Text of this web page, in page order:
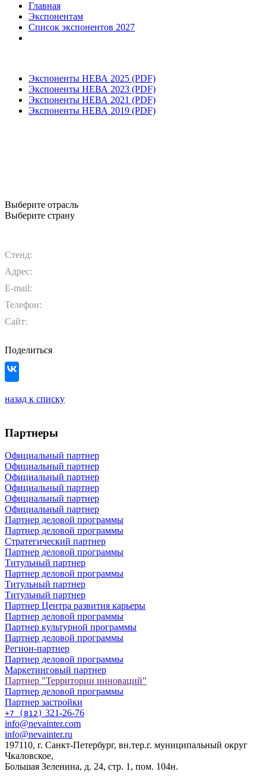
Главная
Экспонентам
Список экспонентов 2027
Экспоненты НЕВА 2025 (PDF)
Экспоненты НЕВА 2023 (PDF)
Экспоненты НЕВА 2021 (PDF)
Экспоненты НЕВА 2019 (PDF)
Выберите отрасль
Выберите страну
Стенд:
Адрес:
E-mail:
Телефон:
Сайт:
Поделиться
назад к списку
Партнеры
Официальный партнер
Официальный партнер
Официальный партнер
Официальный партнер
Официальный партнер
Официальный партнер
Партнер деловой программы
Партнер деловой программы
Стратегический партнер
Партнер деловой программы
Титульный партнер
Партнер деловой программы
Титульный партнер
Титульный партнер
Партнер Центра развития карьеры
Партнер деловой программы
Партнер культурной программы
Партнер деловой программы
Регион-партнер
Партнер деловой программы
Маркетинговый партнер
Партнер "Территории инноваций"
Партнер деловой программы
Партнер застройки
+7 (812) 321-26-76
info@nevainter.com
info@nevainter.ru
197110, г. Санкт-Петербург, вн.тер.г. муниципальный округ
Чкаловское,
Большая Зеленина, д. 24, стр. 1, пом. 104н.